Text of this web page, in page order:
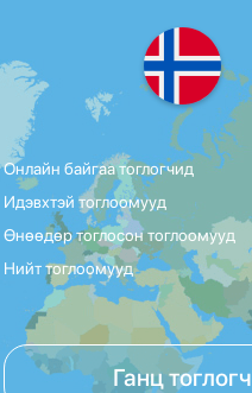
Онлайн байгаа тоглогчид
Идэвхтэй тоглоомууд
Өнөөдөр тоглосон тоглоомууд
Нийт тоглоомууд
Ганц тоглогч